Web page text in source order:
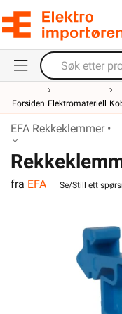
Forsiden Elektromateriell
EFA Rekkeklemmer •
fra EFA Se/Still ett